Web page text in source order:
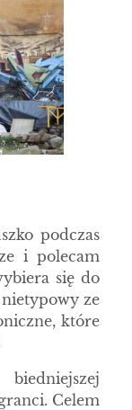
podczas
i polecam
się do
ze
które
Celem